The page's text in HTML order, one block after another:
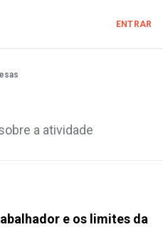
ENTRAR
a atividade
e os limites da